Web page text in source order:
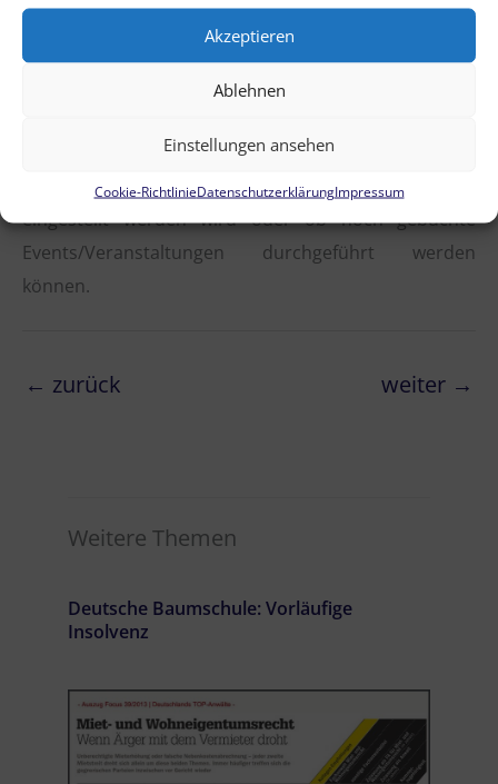
Akzeptieren
Ablehnen
Einstellungen ansehen
Cookie-RichtlinieDatenschutzerklärungImpressum
dieser Situation nichts ändern, da die Rückzahlung
nicht bis zum Auslauf des Pachtvertrages erbracht
werden könne, erklärte Rechtsanwalt Markus
Insolvenzverwalter wird daher entscheiden müssen,
ob und wenn ja, wann der Betrieb endgültig
eingestellt werden wird oder ob noch gebuchte
Events/Veranstaltungen durchgeführt werden
können.
← zurück weiter →
Weitere Themen
Deutsche Baumschule: Vorläufige
Insolvenz